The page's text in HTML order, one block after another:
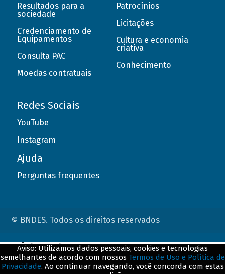
Resultados para a
sociedade
Credenciamento de
Equipamentos
Consulta PAC
Moedas contratuais
Patrocínios
Licitações
Cultura e economia
criativa
Conhecimento
Redes Sociais
YouTube
Instagram
Ajuda
Perguntas frequentes
© BNDES. Todos os direitos reservados
Aviso: Utilizamos dados pessoais, cookies e tecnologias
semelhantes de acordo com nossos Termos de Uso e Política de
Privacidade. Ao continuar navegando, você concorda com estas
ConteÃºdo complementar
${title}${badge}